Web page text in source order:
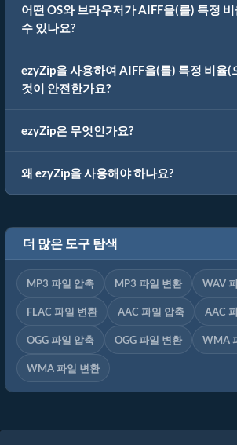
어떤 OS와 브라우저가 AIFF을(를) 특정
수 있나요?
ezyZip을 사용하여 AIFF을(를) 특정 비율(
것이 안전한가요?
ezyZip은 무엇인가요?
왜 ezyZip을 사용해야 하나요?
더 많은 도구 탐색
MP3 파일 압축 MP3 파일 변환 WAV
FLAC 파일 변환 AAC 파일 압축 AAC
OGG 파일 압축 OGG 파일 변환 WMA
WMA 파일 변환